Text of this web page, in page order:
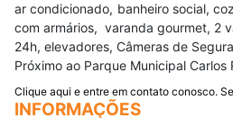
ar condicionado, banheiro social,
com armários, varanda gourmet, 2
24h, elevadores, Câmeras de
Próximo ao Parque Municipal Carlos
Clique aqui e entre em contato conosco.
INFORMAÇÕES